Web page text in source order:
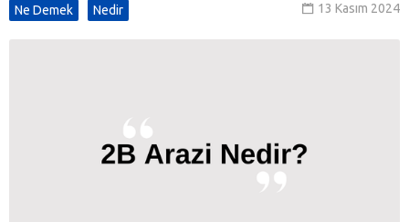
13 Kasım 2024
Ne Demek Nedir